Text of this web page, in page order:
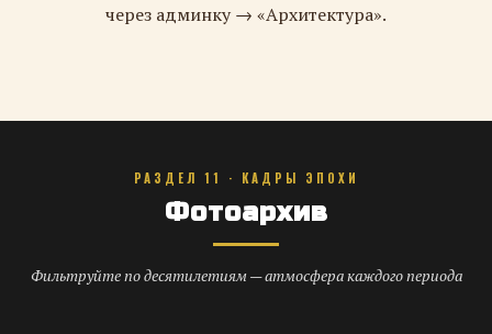
через админку → «Архитектура».
РАЗДЕЛ 11 · КАДРЫ ЭПОХИ
Фотоархив
Фильтруйте по десятилетиям — атмосфера каждого периода